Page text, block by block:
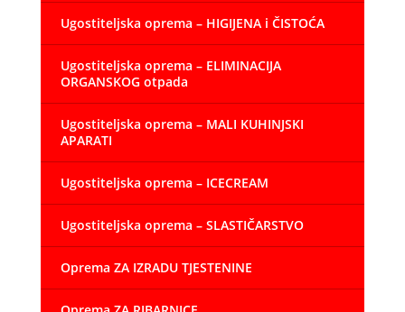
Ugostiteljska oprema – HIGIJENA i ČISTOĆA
Ugostiteljska oprema – ELIMINACIJA
ORGANSKOG otpada
Ugostiteljska oprema – MALI KUHINJSKI
APARATI
Ugostiteljska oprema – ICECREAM
Ugostiteljska oprema – SLASTIČARSTVO
Oprema ZA IZRADU TJESTENINE